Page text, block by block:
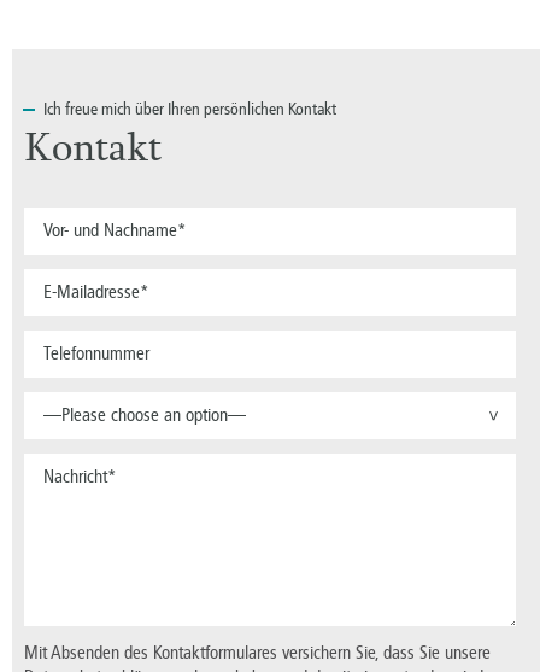
Ich freue mich über Ihren persönlichen Kontakt
Kontakt
—Please choose an option— >
Mit Absenden des Kontaktformulares versichern Sie, dass Sie unsere